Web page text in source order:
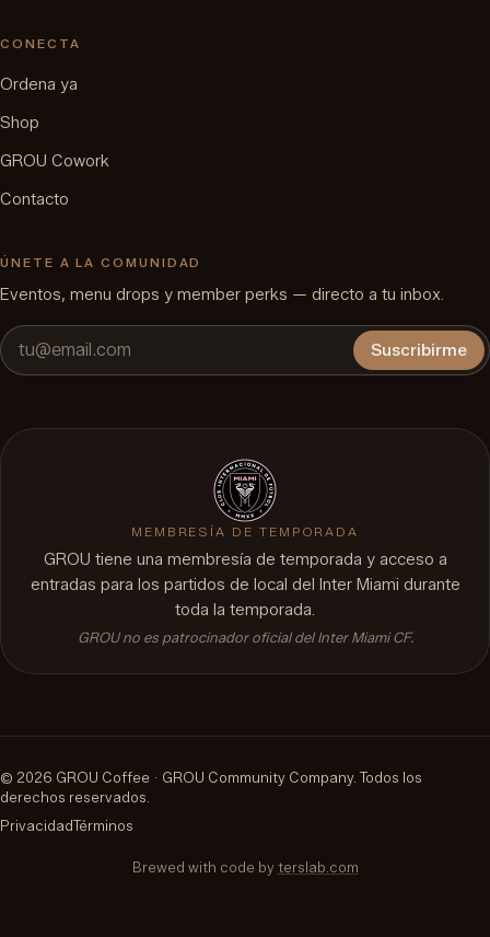
CONECTA
Ordena ya
Shop
GROU Cowork
Contacto
ÚNETE A LA COMUNIDAD
Eventos, menu drops y member perks — directo a tu inbox.
Suscribirme
MEMBRESÍA DE TEMPORADA
GROU tiene una membresía de temporada y acceso a
entradas para los partidos de local del Inter Miami durante
toda la temporada.
GROU no es patrocinador oficial del Inter Miami CF.
© 2026 GROU Coffee · GROU Community Company. Todos los
derechos reservados.
PrivacidadTérminos
Brewed with code by terslab.com